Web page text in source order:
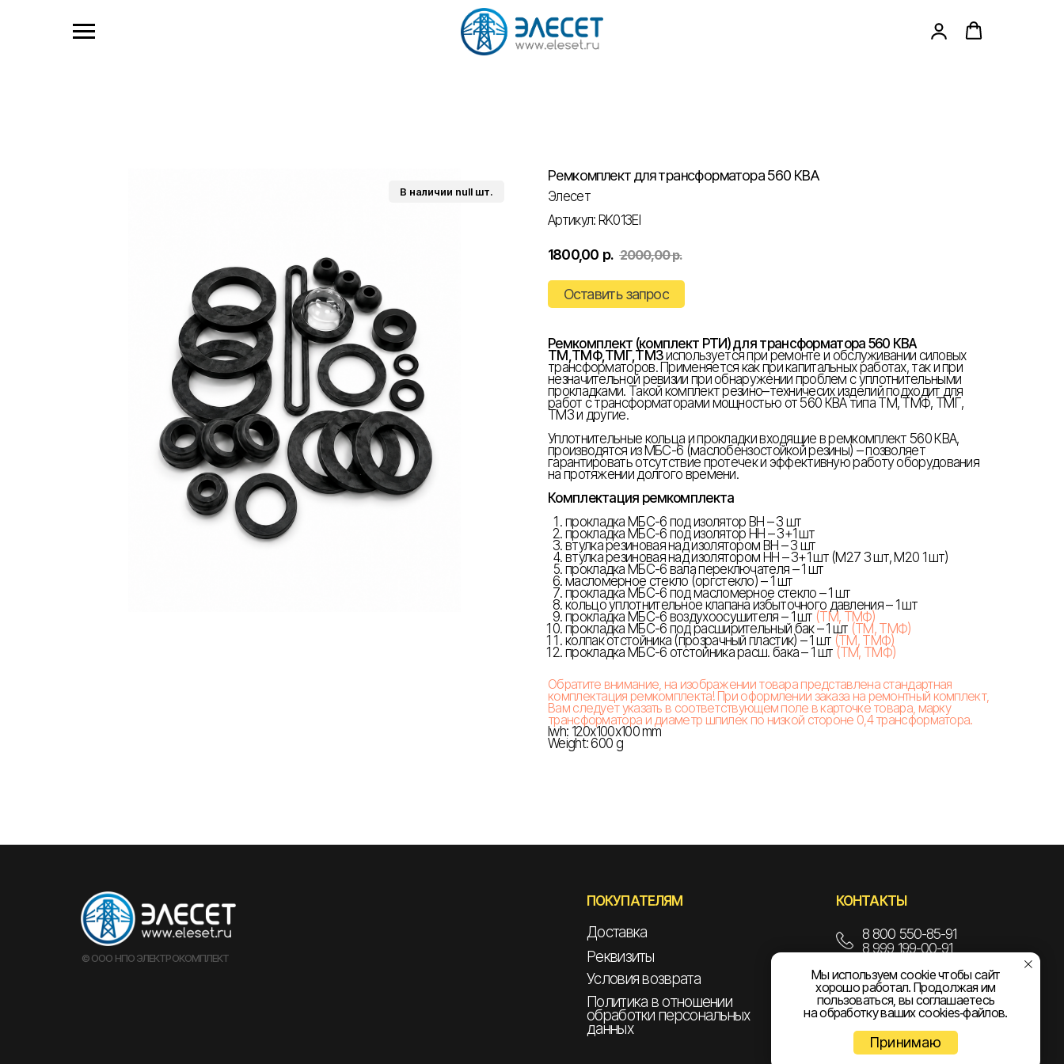
Ремкомплект для трансформатора 560 КВА
Элесет
Артикул: RK013EI
1800,00 р. 2000,00р.
Оставить запрос
Ремкомплект (комплект РТИ) для трансформатора 560 КВА
ТМ,ТМФ,ТМГ,ТМЗиспользуется при ремонте и обслуживании силовых
трансформаторов. Применяется как при капитальных работах, так и при
незначительной ревизии при обнаружении проблем с уплотнительными
прокладками. Такой комплект резино–техничесих изделий подходит для
работ с трансформаторами мощностью от 560 КВА типа ТМ, ТМФ, ТМГ,
ТМЗ и другие.
Уплотнительные кольца и прокладки входящие в ремкомплект 560 КВА,
производятся из МБС-6 (маслобензостойкой резины) – позволяет
гарантировать отсутствие протечек и эффективную работу оборудования
на протяжении долгого времени.
Комплектация ремкомплекта
прокладка МБС-6 под изолятор ВН – 3 шт
прокладка МБС-6 под изолятор НН – 3+1 шт
втулка резиновая над изолятором ВН – 3 шт
втулка резиновая над изолятором НН – 3+1 шт (М27 3 шт, М20 1 шт)
прокладка МБС-6 вала переключателя – 1 шт
масломерное стекло (оргстекло) – 1 шт
прокладка МБС-6 под масломерное стекло – 1 шт
кольцо уплотнительное клапана избыточного давления – 1 шт
прокладка МБС-6 воздухоосушителя – 1 шт (ТМ, ТМФ)
прокладка МБС-6 под расширительный бак – 1 шт (ТМ, ТМФ)
колпак отстойника (прозрачный пластик) – 1 шт (ТМ, ТМФ)
прокладка МБС-6 отстойника расш. бака – 1 шт (ТМ, ТМФ)
Обратите внимание, на изображении товара представлена стандартная
комплектация ремкомплекта! При оформлении заказа на ремонтный комплект,
Вам следует указать в соответствующем поле в карточке товара, марку
трансформатора и диаметр шпилек по низкой стороне 0,4 трансформатора.
lwh: 120x100x100 mm
Weight: 600 g
© ООО НПО ЭЛЕКТРОКОМПЛЕКТ
ПОКУПАТЕЛЯМ
Доставка
Реквизиты
Условия возврата
Политика в отношении
обработки персональных
данных
КОНТАКТЫ
info@npoelekom.ru
8 800 550-85-91
8 999 199-00-91
Мы используем cookie чтобы сайт
хорошо работал. Продолжая им
пользоваться, вы соглашаетесь
на обработку ваших cookies‑файлов.
Принимаю